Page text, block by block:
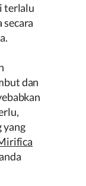
terlalu
secara
dan
yang